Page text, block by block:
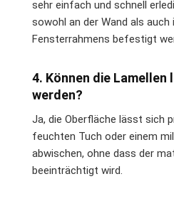
sehr einfach und schnell
sowohl an der Wand als auch
Fensterrahmens befestigt
4. Können die
werden?
Ja, die Oberfläche lässt sich
feuchten Tuch oder einem
abwischen, ohne dass der
beeinträchtigt wird.